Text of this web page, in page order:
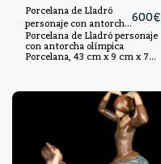
Porcelana de Lladró
personaje con antorcha
olímpica
600€
Porcelana de Lladró personaje
con antorcha olímpica
Porcelana, 43 cm x 9 cm x 71